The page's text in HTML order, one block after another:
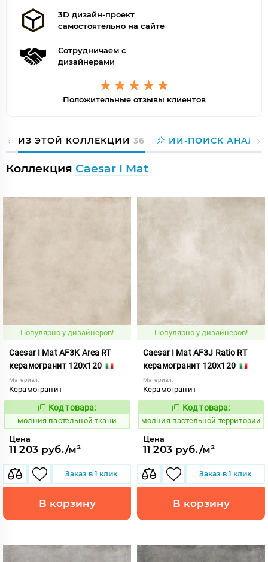
3D дизайн-проект
самостоятельно на сайте
Сотрудничаем с
дизайнерами
Положительные отзывы клиентов
ИЗ ЭТОЙ КОЛЛЕКЦИИ 36 ИИ-ПОИСК
Коллекция Caesar I Mat
Популярно у дизайнеров!
Caesar I Mat AF3K Area RT
керамогранит 120x120
Материал:
Керамогранит
1008730
Код товара:
молния пастельной ткани
Цена
11 203 руб./м²
Заказ в 1 клик
В корзину
Популярно у дизайнеров!
Caesar I Mat AF3J Ratio RT
керамогранит 120x120
Материал:
Керамогранит
1008729
Код товара:
молния пастельной территории
Цена
11 203 руб./м²
Заказ в 1 клик
В корзину